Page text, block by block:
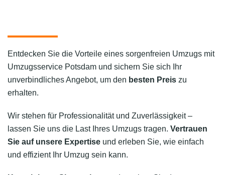
Entdecken Sie die Vorteile eines sorgenfreien Umzugs mit
Umzugsservice Potsdam und sichern Sie sich Ihr
unverbindliches Angebot, um den besten Preis zu
erhalten.
Wir stehen für Professionalität und Zuverlässigkeit –
lassen Sie uns die Last Ihres Umzugs tragen. Vertrauen
Sie auf unsere Expertise und erleben Sie, wie einfach
und effizient Ihr Umzug sein kann.